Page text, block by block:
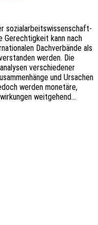
sozi­al­ar­beits­wis­sen­schaft­
kann nach
Dach­ver­bän­de als
werden. Die
verschie­de­ner
und Ursa­chen
werden mone­tä­re,
weitgehend…